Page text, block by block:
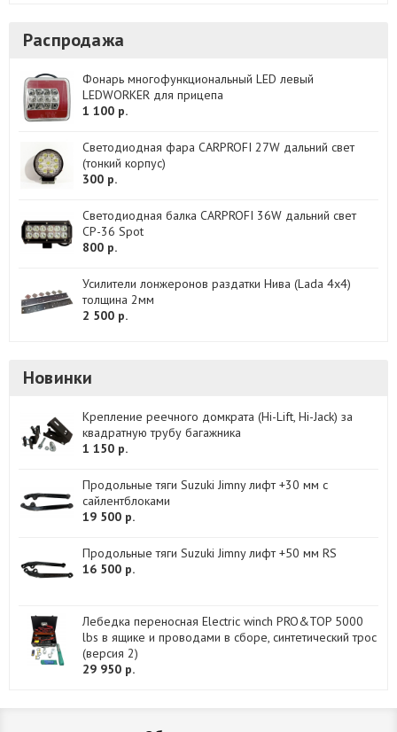
Распродажа
Фонарь многофункциональный LED левый
LEDWORKER для прицепа
1 100 р.
Светодиодная фара CARPROFI 27W дальний свет
(тонкий корпус)
300 р.
Светодиодная балка CARPROFI 36W дальний свет
CP-36 Spot
800 р.
Усилители лонжеронов раздатки Нива (Lada 4x4)
толщина 2мм
2 500 р.
Новинки
Крепление реечного домкрата (Hi-Lift, Hi-Jack) за
квадратную трубу багажника
1 150 р.
Продольные тяги Suzuki Jimny лифт +30 мм с
сайлентблоками
19 500 р.
Продольные тяги Suzuki Jimny лифт +50 мм RS
16 500 р.
Лебедка переносная Electric winch PRO&TOP 5000
lbs в ящике и проводами в сборе, синтетический трос
(версия 2)
29 950 р.